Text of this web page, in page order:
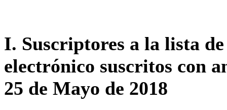
I. Suscriptores a la lista
electrónico suscritos con
25 de Mayo de 2018